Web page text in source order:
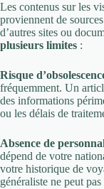
Les contenus sur les
proviennent de
d’autres sites ou
plusieurs limites :
Risque
fréquemment. Un
des informations
ou les délais de
Absence de
dépend de votre
votre historique de
généraliste ne peut